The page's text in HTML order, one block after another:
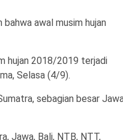
awal musim hujan
hujan 2018/2019 terjadi
Selasa (4/9).
sebagian besar
Jawa, Bali, NTB, NTT,